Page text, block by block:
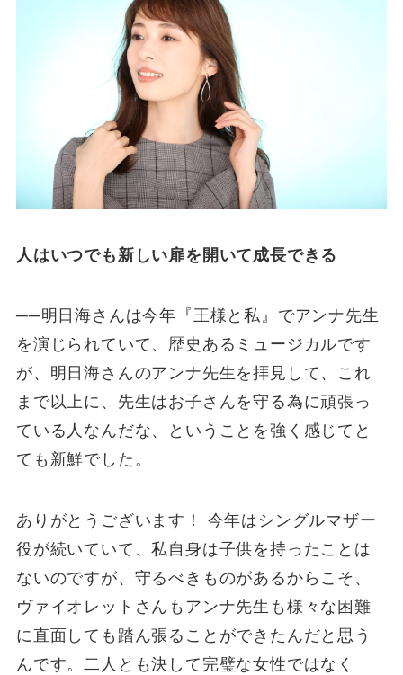
人はいつでも新しい扉を開いて成長できる
──明日海さんは今年『王様と私』でアンナ先生
を演じられていて、歴史あるミュージカルです
が、明日海さんのアンナ先生を拝見して、これ
まで以上に、先生はお子さんを守る為に頑張っ
ている人なんだな、ということを強く感じてと
ても新鮮でした。
ありがとうございます！ 今年はシングルマザー
役が続いていて、私自身は子供を持ったことは
ないのですが、守るべきものがあるからこそ、
ヴァイオレットさんもアンナ先生も様々な困難
に直面しても踏ん張ることができたんだと思う
んです。二人とも決して完璧な女性ではなく